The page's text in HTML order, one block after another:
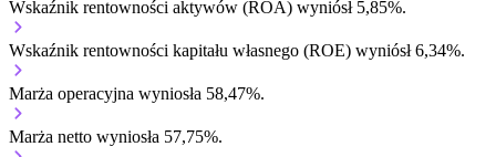
Wskaźnik rentowności aktywów (ROA) wyniósł 5,85%.
Wskaźnik rentowności kapitału własnego (ROE) wyniósł 6,34%.
Marża operacyjna wyniosła 58,47%.
Marża netto wyniosła 57,75%.